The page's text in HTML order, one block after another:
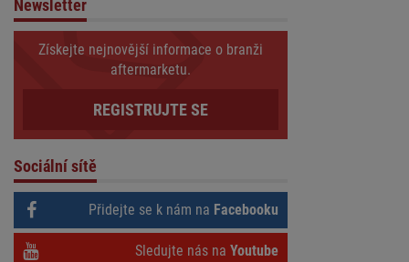
Newsletter
Získejte nejnovější informace o branži
aftermarketu.
REGISTRUJTE SE
Sociální sítě
Přidejte se k nám na Facebooku
Sledujte nás na Youtube